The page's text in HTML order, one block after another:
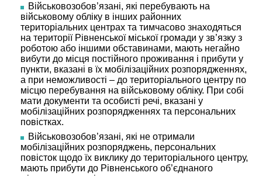
Військовозобов’язані, які перебувають на
військовому обліку в інших районних
територіальних центрах та тимчасово знаходяться
на території Рівненської міської громади у зв’язку з
роботою або іншими обставинами, мають негайно
вибути до місця постійного проживання і прибути у
пункти, вказані в їх мобілізаційних розпорядженнях,
а при неможливості – до територіального центру по
місцю перебування на військовому обліку. При собі
мати документи та особисті речі, вказані у
мобілізаційних розпорядженнях та персональних
повістках.
Військовозобов’язані, які не отримали
мобілізаційних розпоряджень, персональних
повісток щодо їх виклику до територіального центру,
мають прибути до Рівненського об’єднаного